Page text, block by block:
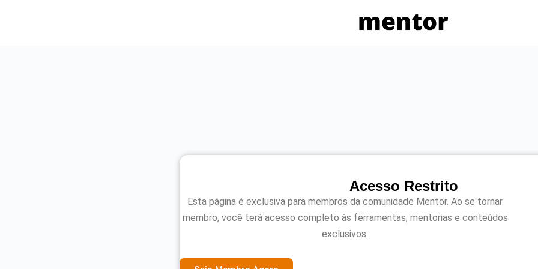
Acesso Restrito
Esta página é exclusiva para membros da comunidade Mentor. Ao se tornar
membro, você terá acesso completo às ferramentas, mentorias e conteúdos
exclusivos.